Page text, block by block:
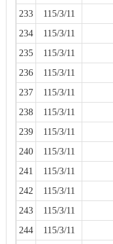
233
115/3/11
234
115/3/11
235
115/3/11
236
115/3/11
237
115/3/11
238
115/3/11
239
115/3/11
240
115/3/11
241
115/3/11
242
115/3/11
243
115/3/11
244
115/3/11